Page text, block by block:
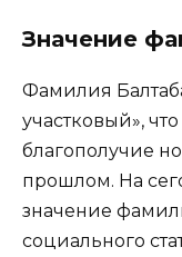
Значение
Фамилия
участковый»,
благополучие
прошлом. На
значение
социального